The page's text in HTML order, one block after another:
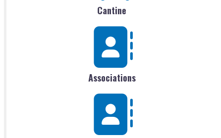
Cantine
Associations